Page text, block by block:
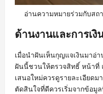
อ่านความหมายร่วมกับส
ด้านงานและการเงิ
เมื่อนำฝันเห็นกุญแจเงินมาอ่
ฝันนี้ชวนให้ตรวจสิทธิ์ หน้าที่
เสนอใหม่ควรดูรายละเอียด
ตัดสินใจที่ดีควรเริ่มจากข้อมู